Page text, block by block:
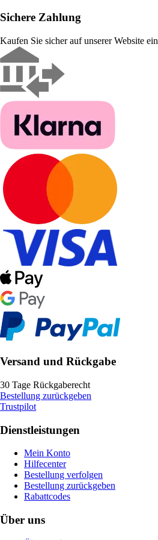
Sichere Zahlung
Kaufen Sie sicher auf unserer Website ein
Versand und Rückgabe
30 Tage Rückgaberecht
Bestellung zurückgeben
Trustpilot
Dienstleistungen
Mein Konto
Hilfecenter
Bestellung verfolgen
Bestellung zurückgeben
Rabattcodes
Über uns